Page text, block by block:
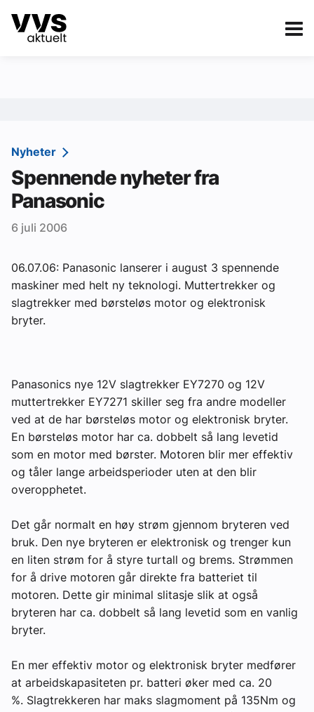
Kategorier
Sanitær
Ventilasjon
Varme og energi
Byggautomasjon
Vann og avløp
Aktuelle prosjekter
Abonner på fagbladet Byggfakta Nyheter
Annonsere i VVS Aktuelt
Kontakt oss
Tips oss
eBlad
Nyheter
Spennende nyheter fra
Panasonic
6 juli 2006
06.07.06: Panasonic lanserer i august 3 spennende
maskiner med helt ny teknologi. Muttertrekker og
slagtrekker med børsteløs motor og elektronisk
bryter.
Panasonics nye 12V slagtrekker EY7270 og 12V
muttertrekker EY7271 skiller seg fra andre modeller
ved at de har børsteløs motor og elektronisk bryter.
En børsteløs motor har ca. dobbelt så lang levetid
som en motor med børster. Motoren blir mer effektiv
og tåler lange arbeidsperioder uten at den blir
overopphetet.
Det går normalt en høy strøm gjennom bryteren ved
bruk. Den nye bryteren er elektronisk og trenger kun
en liten strøm for å styre turtall og brems. Strømmen
for å drive motoren går direkte fra batteriet til
motoren. Dette gir minimal slitasje slik at også
bryteren har ca. dobbelt så lang levetid som en vanlig
bryter.
En mer effektiv motor og elektronisk bryter medfører
at arbeidskapasiteten pr. batteri øker med ca. 20
%. Slagtrekkeren har maks slagmoment på 135Nm og